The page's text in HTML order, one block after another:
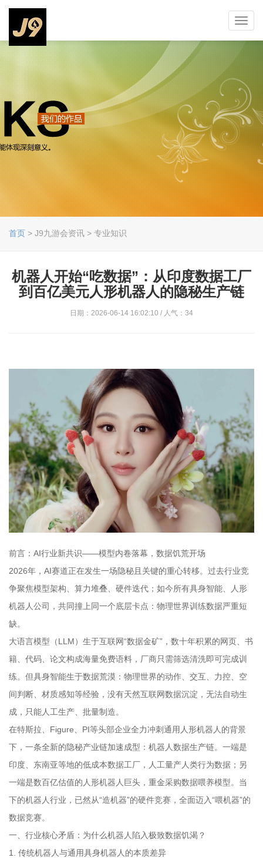
首页 > J9九游会资讯 > 专业知识
机器人开始“吃数据”：从印度数据工厂
到百亿美元人形机器人的隐秘生产链
日期：2026-06-14 16:02:10 / 人气：34
前言：AI行业新共识——模型内卷落幕，数据饥荒开场
2026年，AI赛道正在发生一场隐秘且关键的重心转移。过去行业竞
争聚焦模型架构、算力堆叠、硬件迭代；如今所有具身智能、人形
机器人公司，共同撞上同一个底层卡点：物理世界训练数据严重短
缺。
大语言模型（LLM）生于互联网“数据金矿”，数十年积累的网页、书
籍、代码、论文构成海量免费语料，厂商只需筛选清洗即可完成训
练。但具身智能生于数据荒漠：物理世界的动作、交互、力控、空
间判断、材质感知等经验，没有天然互联网数据沉淀，无法自动生
成，只能人工生产、批量制造。
在特斯拉、Figure、PI等头部企业全力冲刺通用人形机器人的背景
下，一条全新的隐秘产业链加速成型：机器人数据生产链。一端是
印度、东南亚等地的低成本数据工厂，人工量产人类行为数据；另
一端是数百亿估值的人形机器人巨头，重金采购数据喂养模型。当
下的机器人行业，已然从“造机器”的硬件竞赛，全面迈入“喂机器”的
数据竞赛。
一、行业核心矛盾：为什么机器人陷入极致数据饥渴？
1. 传统机器人与通用具身机器人的本质差异